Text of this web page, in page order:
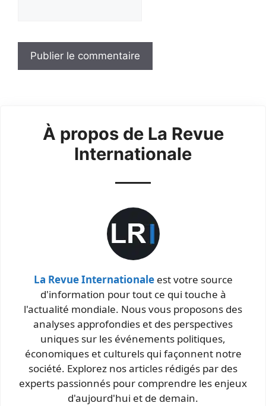
À propos de La Revue
Internationale
La Revue Internationaleest votre source
d'information pour tout ce qui touche à
l'actualité mondiale. Nous vous proposons des
analyses approfondies et des perspectives
uniques sur les événements politiques,
économiques et culturels qui façonnent notre
société. Explorez nos articles rédigés par des
experts passionnés pour comprendre les enjeux
d'aujourd'hui et de demain.